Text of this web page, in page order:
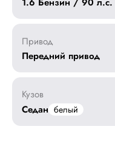
Привод
Передний привод
Кузов
Седан белый